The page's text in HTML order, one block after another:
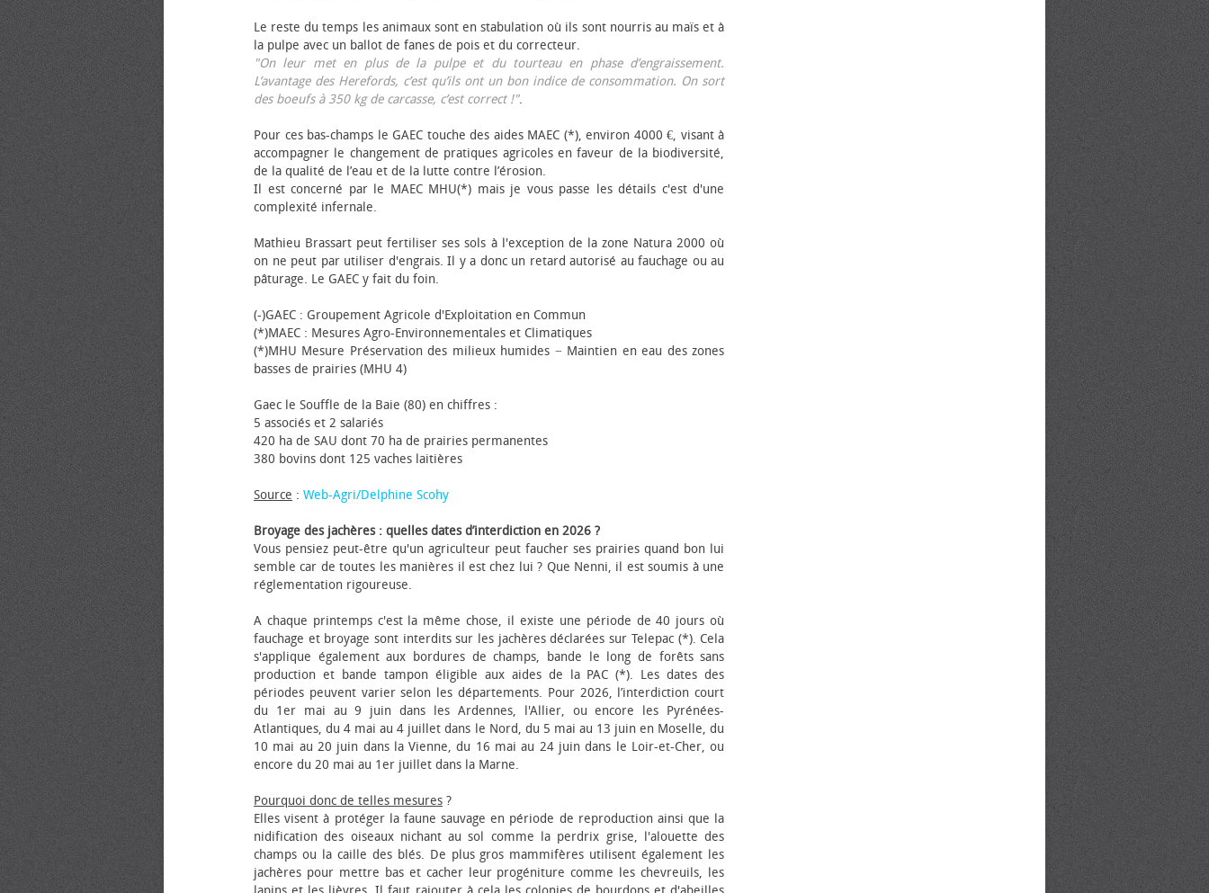
Le reste du temps les animaux sont en stabulation où ils sont nourris au maïs et à
la pulpe avec un ballot de fanes de pois et du correcteur.
"On leur met en plus de la pulpe et du tourteau en phase d’engraissement.
L’avantage des Herefords, c’est qu’ils ont un bon indice de consommation. On sort
des bœufs à 350 kg de carcasse, c’est correct !".
Pour ces bas-champs le GAEC touche des aides MAEC (*), environ 4000 €, visant à
accompagner le changement de pratiques agricoles en faveur de la biodiversité,
de la qualité de l’eau et de la lutte contre l’érosion.
Il est concerné par le MAEC MHU(*) mais je vous passe les détails c'est d'une
complexité infernale.
Mathieu Brassart peut fertiliser ses sols à l'exception de la zone Natura 2000 où
on ne peut par utiliser d'engrais. Il y a donc un retard autorisé au fauchage ou au
pâturage. Le GAEC y fait du foin.
(-)GAEC : Groupement Agricole d'Exploitation en Commun
(*)MAEC : Mesures Agro-Environnementales et Climatiques
(*)MHU Mesure Préservation des milieux humides − Maintien en eau des zones
basses de prairies (MHU 4)
Gaec le Souffle de la Baie (80) en chiffres :
5 associés et 2 salariés
420 ha de SAU dont 70 ha de prairies permanentes
380 bovins dont 125 vaches laitières
Source : Web-Agri/Delphine Scohy
Broyage des jachères : quelles dates d’interdiction en 2026 ?
Vous pensiez peut-être qu'un agriculteur peut faucher ses prairies quand bon lui
semble car de toutes les manières il est chez lui ? Que Nenni, il est soumis à une
réglementation rigoureuse.
A chaque printemps c'est la même chose, il existe une période de 40 jours où
fauchage et broyage sont interdits sur les jachères déclarées sur Telepac (*). Cela
s'applique également aux bordures de champs, bande le long de forêts sans
production et bande tampon éligible aux aides de la PAC (*). Les dates des
périodes peuvent varier selon les départements. Pour 2026, l’interdiction court
du 1er mai au 9 juin dans les Ardennes, l'Allier, ou encore les Pyrénées-
Atlantiques, du 4 mai au 4 juillet dans le Nord, du 5 mai au 13 juin en Moselle, du
10 mai au 20 juin dans la Vienne, du 16 mai au 24 juin dans le Loir-et-Cher, ou
encore du 20 mai au 1er juillet dans la Marne.
Pourquoi donc de telles mesures ?
Elles visent à protéger la faune sauvage en période de reproduction ainsi que la
nidification des oiseaux nichant au sol comme la perdrix grise, l'alouette des
champs ou la caille des blés. De plus gros mammifères utilisent également les
jachères pour mettre bas et cacher leur progéniture comme les chevreuils, les